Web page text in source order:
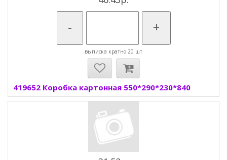
- +
выписка кратно 20 шт
419652 Коробка картонная 550*290*230*840